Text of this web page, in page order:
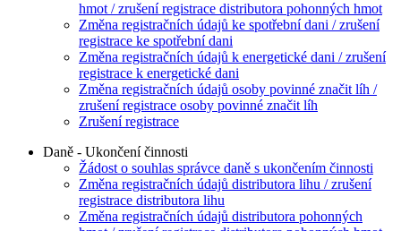
hmot / zrušení registrace distributora pohonných hmot
Změna registračních údajů ke spotřební dani / zrušení
registrace ke spotřební dani
Změna registračních údajů k energetické dani / zrušení
registrace k energetické dani
Změna registračních údajů osoby povinné značit líh /
zrušení registrace osoby povinné značit líh
Zrušení registrace
Daně - Ukončení činnosti
Žádost o souhlas správce daně s ukončením činnosti
Změna registračních údajů distributora lihu / zrušení
registrace distributora lihu
Změna registračních údajů distributora pohonných